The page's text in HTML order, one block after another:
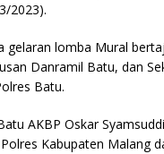
2023).
gelaran lomba Mural
Danramil Batu, dan
Batu.
AKBP Oskar
Kabupaten Malang